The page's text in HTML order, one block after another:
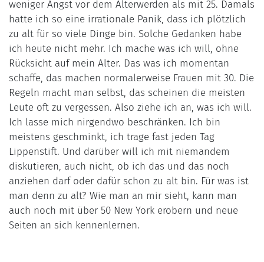
weniger Angst vor dem Älterwerden als mit 25. Damals
hatte ich so eine irrationale Panik, dass ich plötzlich
zu alt für so viele Dinge bin. Solche Gedanken habe
ich heute nicht mehr. Ich mache was ich will, ohne
Rücksicht auf mein Alter. Das was ich momentan
schaffe, das machen normalerweise Frauen mit 30. Die
Regeln macht man selbst, das scheinen die meisten
Leute oft zu vergessen. Also ziehe ich an, was ich will.
Ich lasse mich nirgendwo beschränken. Ich bin
meistens geschminkt, ich trage fast jeden Tag
Lippenstift. Und darüber will ich mit niemandem
diskutieren, auch nicht, ob ich das und das noch
anziehen darf oder dafür schon zu alt bin. Für was ist
man denn zu alt? Wie man an mir sieht, kann man
auch noch mit über 50 New York erobern und neue
Seiten an sich kennenlernen.